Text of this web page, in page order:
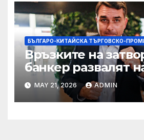
БЪЛГАРО-КИТАЙСКА ТЪРГОВСКО-
Връзките на
банкер развалят
на Флавио
президент на
MAY 21, 2026 ADMIN